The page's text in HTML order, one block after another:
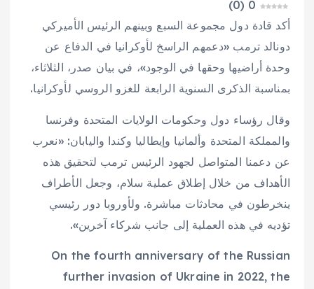
0
(
0
)
أكد قادة دول مجموعة السبع وبينهم الرئيس الأميركي
دونالد ترمب «دعمهم الراسخ لأوكرانيا في الدفاع عن
وحدة أراضيها وحقها في الوجود»، في بيان صدر، الثلاثاء،
بمناسبة الذكرى السنوية الرابعة للغزو الروسي لأوكرانيا.
وقال رؤساء دول وحكومات الولايات المتحدة وفرنسا
والمملكة المتحدة وألمانيا وإيطاليا وكندا واليابان: «نعرب
عن دعمنا المتواصل لجهود الرئيس ترمب لتحقيق هذه
الأهداف من خلال إطلاق عملية سلام، وجعل الأطراف
ينخرطون في محادثات مباشرة. ولأوروبا دور رئيسي
تؤديه في هذه العملية إلى جانب شركاء آخرين».
On the fourth anniversary of the Russian
further invasion of Ukraine in 2022, the